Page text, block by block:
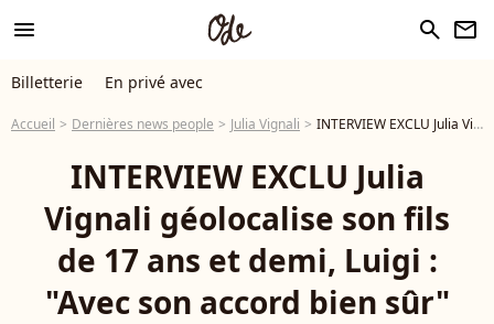
menu search newsletter
Billetterie En privé avec
Accueil Dernières news people Julia Vignali INTERVIEW EXCLU Julia Vignali géolocalise son fils de 17 ans et demi, Luigi : "Avec son accord bien sûr"
INTERVIEW EXCLU Julia
Vignali géolocalise son fils
de 17 ans et demi, Luigi :
"Avec son accord bien sûr"